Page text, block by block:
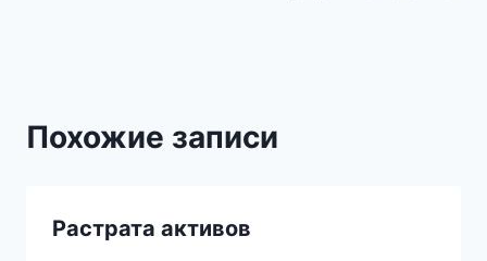
Похожие записи
Растрата активов